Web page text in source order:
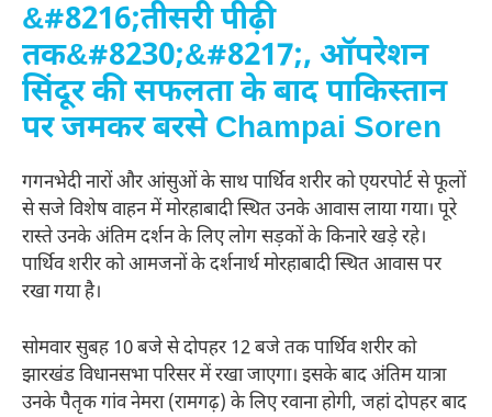
&#8216;तीसरी पीढ़ी
तक&#8230;&#8217;, ऑपरेशन
सिंदूर की सफलता के बाद पाकिस्तान
पर जमकर बरसे Champai Soren
गगनभेदी नारों और आंसुओं के साथ पार्थिव शरीर को एयरपोर्ट से फूलों
से सजे विशेष वाहन में मोरहाबादी स्थित उनके आवास लाया गया। पूरे
रास्ते उनके अंतिम दर्शन के लिए लोग सड़कों के किनारे खड़े रहे।
पार्थिव शरीर को आमजनों के दर्शनार्थ मोरहाबादी स्थित आवास पर
रखा गया है।
सोमवार सुबह 10 बजे से दोपहर 12 बजे तक पार्थिव शरीर को
झारखंड विधानसभा परिसर में रखा जाएगा। इसके बाद अंतिम यात्रा
उनके पैतृक गांव नेमरा (रामगढ़) के लिए रवाना होगी, जहां दोपहर बाद